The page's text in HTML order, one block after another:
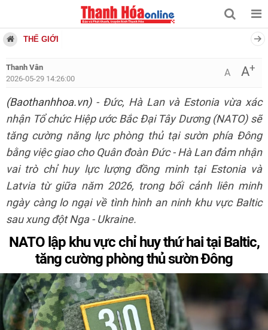
THẾ GIỚI
Thanh Vân
2026-05-29 14:26:00
A A+
(Baothanhhoa.vn)- Đức, Hà Lan và Estonia vừa xác
nhận Tổ chức Hiệp ước Bắc Đại Tây Dương (NATO) sẽ
tăng cường năng lực phòng thủ tại sườn phía Đông
bằng việc giao cho Quân đoàn Đức - Hà Lan đảm nhận
vai trò chỉ huy lực lượng đồng minh tại Estonia và
Latvia từ giữa năm 2026, trong bối cảnh liên minh
ngày càng lo ngại về tình hình an ninh khu vực Baltic
sau xung đột Nga - Ukraine.
NATO lập khu vực chỉ huy thứ hai tại Baltic,
tăng cường phòng thủ sườn Đông